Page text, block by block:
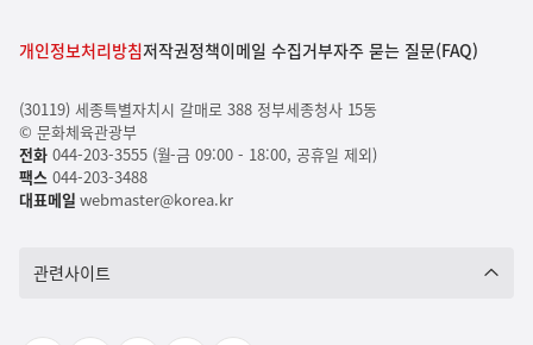
개인정보처리방침저작권정책이메일 수집거부자주 묻는 질문(FAQ)
(30119) 세종특별자치시 갈매로 388 정부세종청사 15동
© 문화체육관광부
전화044-203-3555 (월-금 09:00 - 18:00, 공휴일 제외)
팩스 044-203-3488
대표메일 webmaster@korea.kr
관련사이트